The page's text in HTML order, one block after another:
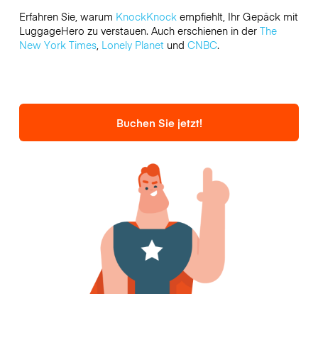
Erfahren Sie, warum KnockKnockempfiehlt, Ihr Gepäck mit
LuggageHero zu verstauen. Auch erschienen in der The
New York Times, Lonely Planetund CNBC.
Buchen Sie jetzt!